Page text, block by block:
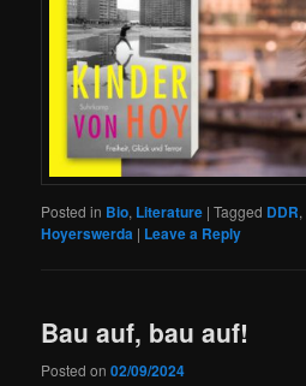
Posted in Bio, Literature |Tagged DDR,
Hoyerswerda | Leave a Reply
Bau auf, bau auf!
Posted on02/09/2024